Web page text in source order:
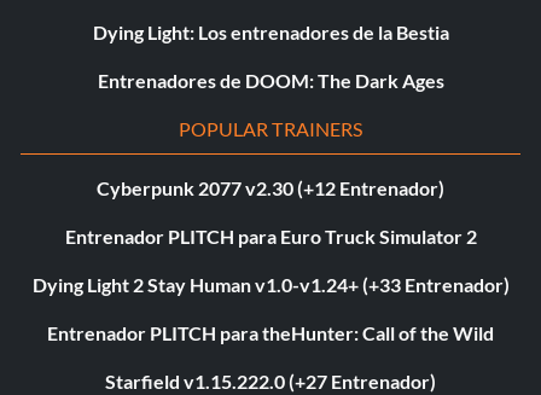
Dying Light: Los entrenadores de la Bestia
Entrenadores de DOOM: The Dark Ages
POPULAR TRAINERS
Cyberpunk 2077 v2.30 (+12 Entrenador)
Entrenador PLITCH para Euro Truck Simulator 2
Dying Light 2 Stay Human v1.0-v1.24+ (+33 Entrenador)
Entrenador PLITCH para theHunter: Call of the Wild
Starfield v1.15.222.0 (+27 Entrenador)